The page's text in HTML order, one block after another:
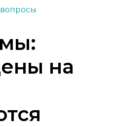
на